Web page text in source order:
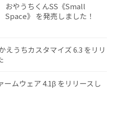
おやうちくんSS《Small
Space》 を発売しました！
えうちカスタマイズ 6.3 をリリ
ームウェア 4.1β をリリースし